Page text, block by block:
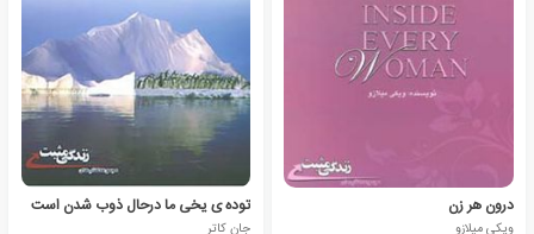
درون هر زن
ویکی میلازو
توده ی یخی ما درحال ذوب شدن است
جان کاتر